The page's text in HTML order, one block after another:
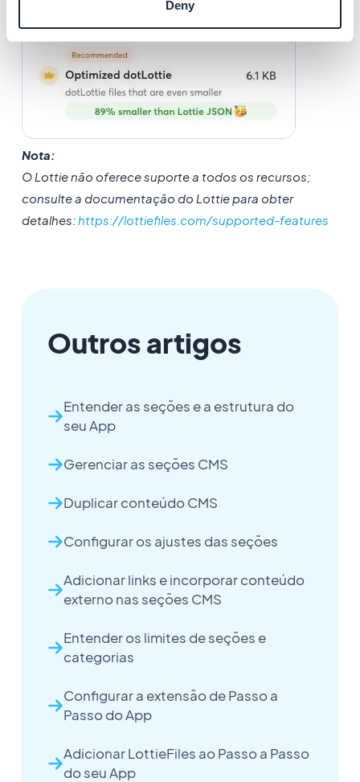
Deny
Nota:
O Lottie não oferece suporte a todos os recursos;
consulte a documentação do Lottie para obter
detalhes:https://lottiefiles.com/supported-features
Outros artigos
Entender as seções e a estrutura do
seu App
Gerenciar as seções CMS
Duplicar conteúdo CMS
Configurar os ajustes das seções
Adicionar links e incorporar conteúdo
externo nas seções CMS
Entender os limites de seções e
categorias
Configurar a extensão de Passo a
Passo do App
Adicionar LottieFiles ao Passo a Passo
do seu App